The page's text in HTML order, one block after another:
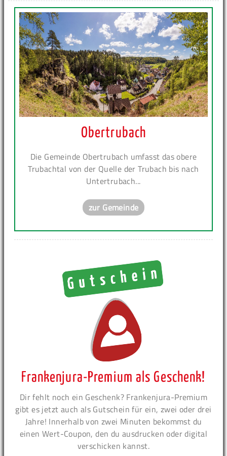
Obertrubach
Die Gemeinde Obertrubach umfasst das obere
Trubachtal von der Quelle der Trubach bis nach
Untertrubach...
zur Gemeinde
Frankenjura-Premium als Geschenk!
Dir fehlt noch ein Geschenk? Frankenjura-Premium
gibt es jetzt auch als Gutschein für ein, zwei oder drei
Jahre! Innerhalb von zwei Minuten bekommst du
einen Wert-Coupon, den du ausdrucken oder digital
verschicken kannst.